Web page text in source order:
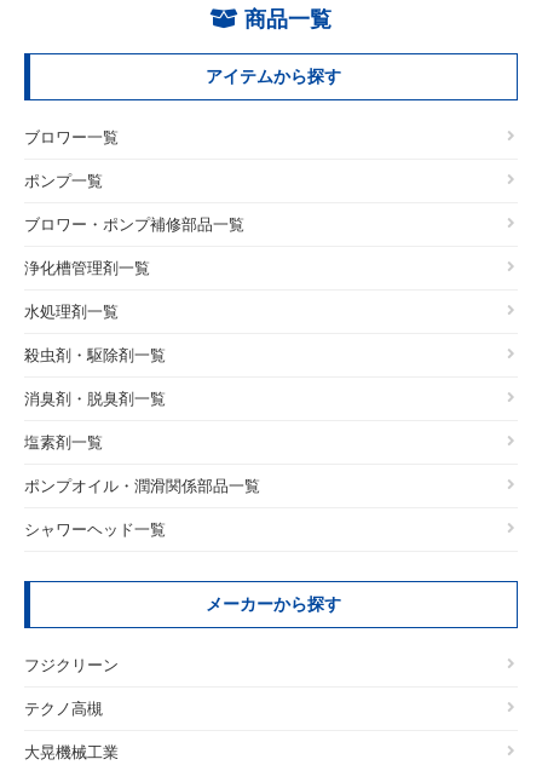
商品一覧
アイテムから探す
ブロワー一覧
ポンプ一覧
ブロワー・ポンプ補修部品一覧
浄化槽管理剤一覧
水処理剤一覧
殺虫剤・駆除剤一覧
消臭剤・脱臭剤一覧
塩素剤一覧
ポンプオイル・潤滑関係部品一覧
シャワーヘッド一覧
メーカーから探す
フジクリーン
テクノ高槻
大晃機械工業